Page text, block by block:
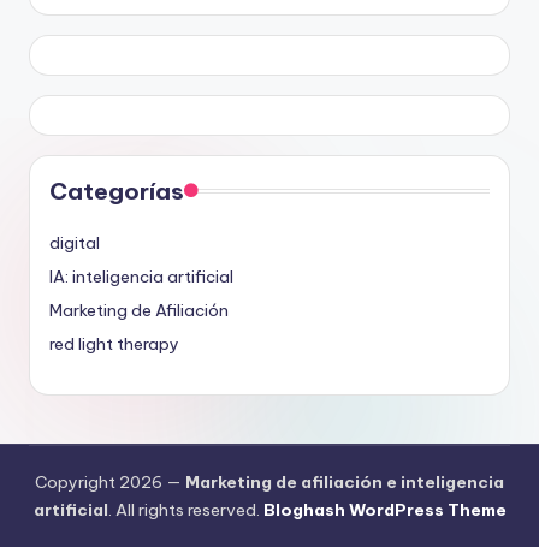
Categorías
digital
IA: inteligencia artificial
Marketing de Afiliación
red light therapy
Copyright 2026 — Marketing de afiliación e inteligencia
artificial. All rights reserved. Bloghash WordPress Theme